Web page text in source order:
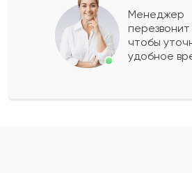
Показать еще
Менеджер
перезвонит
чтобы
удобное